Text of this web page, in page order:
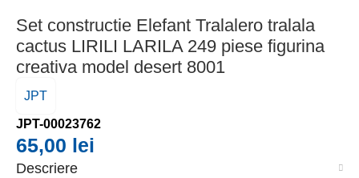
Set constructie Elefant Tralalero tralala
cactus LIRILI LARILA 249 piese figurina
creativa model desert 8001
JPT
JPT-00023762
65,00 lei
Descriere